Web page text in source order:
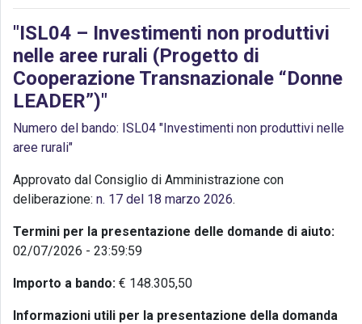
"ISL04 – Investimenti non produttivi
nelle aree rurali (Progetto di
Cooperazione Transnazionale “Donne
LEADER”)"
Numero del bando: ISL04 "Investimenti non produttivi nelle
aree rurali"
Approvato dal Consiglio di Amministrazione con
deliberazione: n. 17 del 18 marzo 2026.
Termini per la presentazione delle domande di aiuto:
02/07/2026 - 23:59:59
Importo a bando: € 148.305,50
Informazioni utili per la presentazione della domanda